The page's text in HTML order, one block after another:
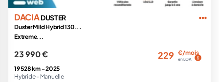
DACIADUSTER
Duster Mild Hybrid 130...
Extreme...
23 990 € 229 €/mois
en LOA
19 528 km -2025
Hybride - Manuelle